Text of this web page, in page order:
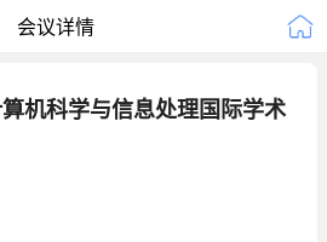
会议详情
机科学与信息处理国际学术